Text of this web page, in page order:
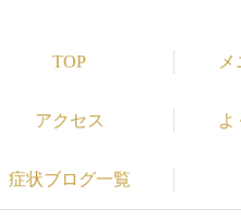
TOP
アクセス よ
症状ブログ一覧